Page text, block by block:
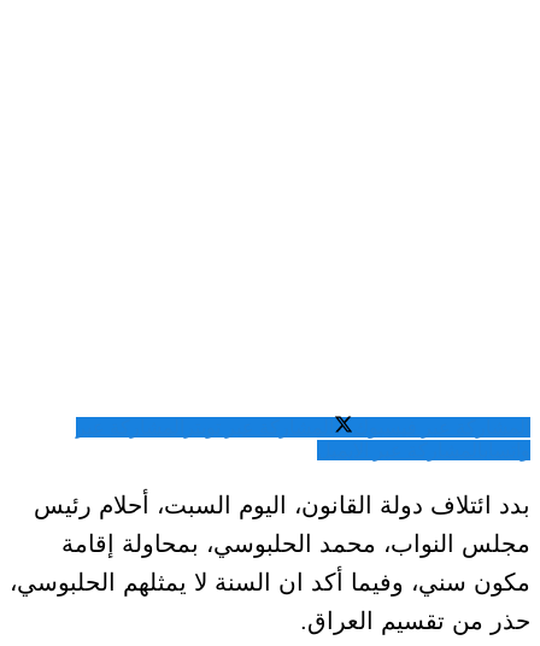
بدد ائتلاف دولة القانون، اليوم السبت، أحلام رئيس
مجلس النواب، محمد الحلبوسي، بمحاولة إقامة
مكون سني، وفيما أكد ان السنة لا يمثلهم الحلبوسي،
حذر من تقسيم العراق.